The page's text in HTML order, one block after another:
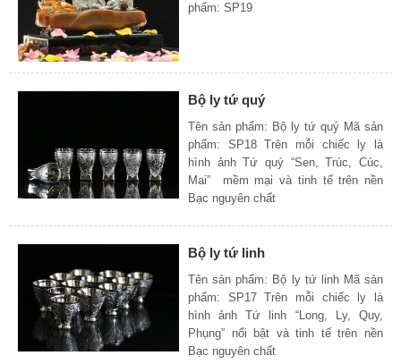
phẩm: SP19
Bộ ly tứ quý
Tên sản phẩm: Bộ ly tứ quý Mã sản
phẩm: SP18 Trên mỗi chiếc ly là
hình ảnh Tứ quý “Sen, Trúc, Cúc,
Mai” mềm mại và tinh tế trên nền
Bạc nguyên chất
Bộ ly tứ linh
Tên sản phẩm: Bộ ly tứ linh Mã sản
phẩm: SP17 Trên mỗi chiếc ly là
hình ảnh Tứ linh “Long, Ly, Quy,
Phụng” nổi bật và tinh tế trên nền
Bạc nguyên chất